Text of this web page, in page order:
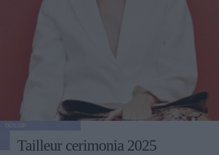
Tailleur cerimonia 2025